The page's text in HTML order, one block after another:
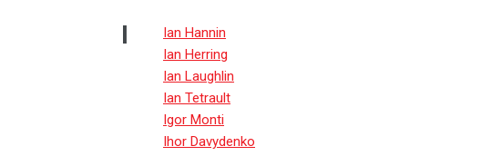
I
Ian Hannin
Ian Herring
Ian Laughlin
Ian Tetrault
Igor Monti
Ihor Davydenko